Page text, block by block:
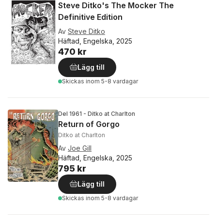
Steve Ditko's The Mocker The
Definitive Edition
Av Steve Ditko
Häftad, Engelska, 2025
470 kr
Lägg till
Skickas inom 5-8 vardagar
Del 1961 - Ditko at Charlton
Return of Gorgo
Ditko at Charlton
Av Joe Gill
Häftad, Engelska, 2025
795 kr
Lägg till
Skickas inom 5-8 vardagar